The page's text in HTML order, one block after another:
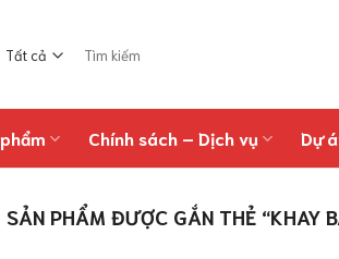
kiếm:
Chính sách – Dịch vụ Dự
SẢN PHẨM ĐƯỢC GẮN THẺ “KHAY